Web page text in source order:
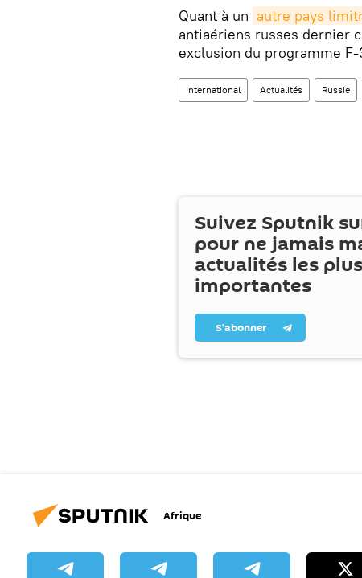
Quant à un autre pays
antiaériens russes dernier
exclusion du programme
International Actualités Russie
Suivez Sputnik
pour ne jamais
actualités les plus
importantes
S’abonner
Afrique